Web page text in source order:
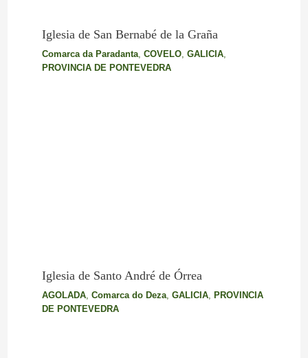
Iglesia de San Bernabé de la Graña
Comarca da Paradanta, COVELO, GALICIA,
PROVINCIA DE PONTEVEDRA
Iglesia de Santo André de Órrea
AGOLADA, Comarca do Deza, GALICIA,
PROVINCIA
DE PONTEVEDRA